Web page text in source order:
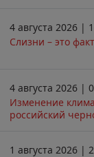
4 августа 2026 |
Слизни – это
4 августа 2026 |
Изменение
российский
1 августа 2026 |